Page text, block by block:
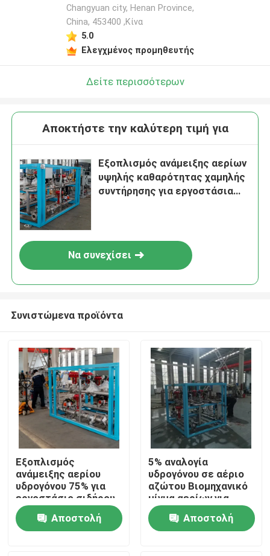
Σπίτι
Προϊόντα
Changyuan city, Henan Province,
China, 453400 ,Κίνα
5.0
Ελεγχμένος προμηθευτής
Δείτε περισσότερων
Αποκτήστε την καλύτερη τιμή για
Εξοπλισμός ανάμειξης αερίων
υψηλής καθαρότητας χαμηλής
συντήρησης για εργοστάσια
Να συνεχίσει
Συνιστώμενα προϊόντα
Εξοπλισμός
ανάμειξης αερίου
υδρογόνου 75% για
εργοστάσιο σιδήρου
και χάλυβα με
τηλεοπτική οθόνη
Αποστολή
5% αναλογία
υδρογόνου σε αέριο
αζώτου Βιομηχανικό
μίγμα αερίων για
σίδηρο και χάλυβα
Αποστολή